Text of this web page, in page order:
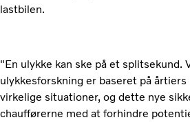
lastbilen.
"En ulykke kan ske på et splitsekund.
ulykkesforskning er baseret på
virkelige situationer, og dette nye
chaufførerne med at forhindre